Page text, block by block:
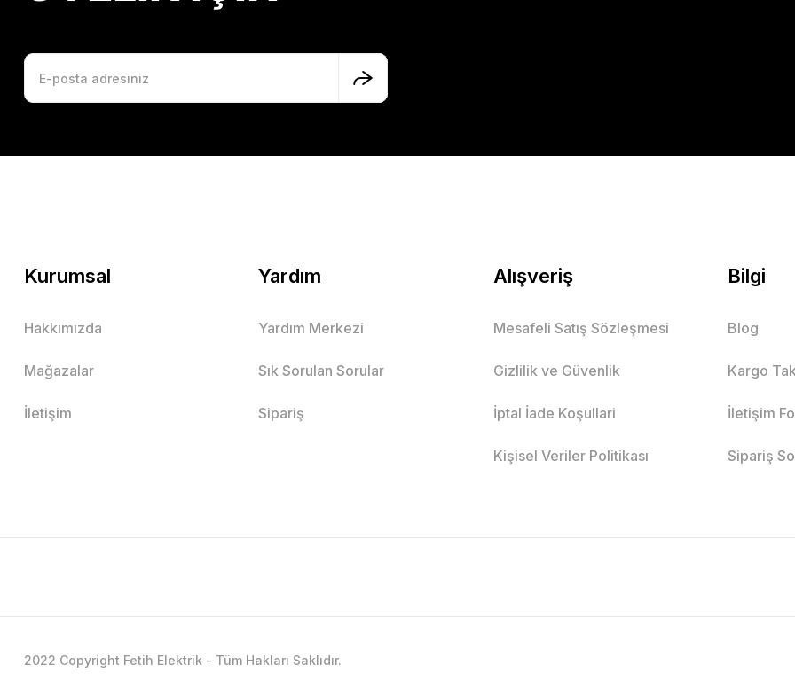
Kurumsal
Hakkımızda
Mağazalar
İletişim
Yardım
Yardım Merkezi
Sık Sorulan Sorular
Sipariş
Alışveriş
Mesafeli Satış Sözleşmesi
Gizlilik ve Güvenlik
İptal İade Koşullari
Kişisel Veriler Politikası
Bilgi
Blog
Kargo
İletişim
Sipariş
2022 Copyright Fetih Elektrik - Tüm Hakları Saklıdır.